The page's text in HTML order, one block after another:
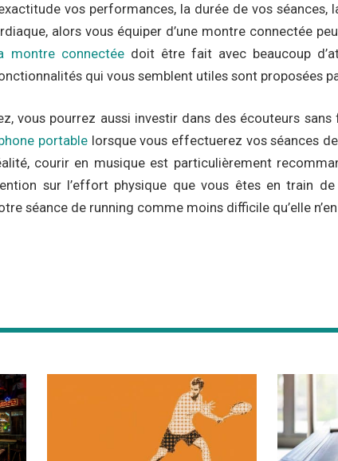
vos performances, la durée de vos séances,
alors vous équiper d’une montre connectée
montre connectéedoit être fait avec beaucoup
qui vous semblent utiles sont proposées
vous pourrez aussi investir dans des écouteurs
portablelorsque vous effectuerez vos séances
courir en musique est particulièrement
sur l’effort physique que vous êtes en train
séance de running comme moins difficile qu’elle n’en